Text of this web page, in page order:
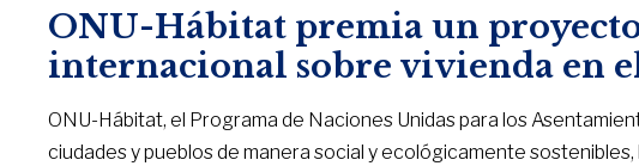
ONU-Hábitat premia un
internacional sobre vivienda en
ONU-Hábitat, el Programa de Naciones Unidas para los
ciudades y pueblos de manera social y ecológicamente